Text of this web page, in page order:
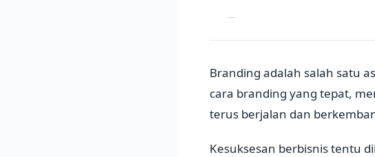
Branding adalah salah satu
cara branding yang tepat,
terus berjalan dan
Kesuksesan berbisnis tentu